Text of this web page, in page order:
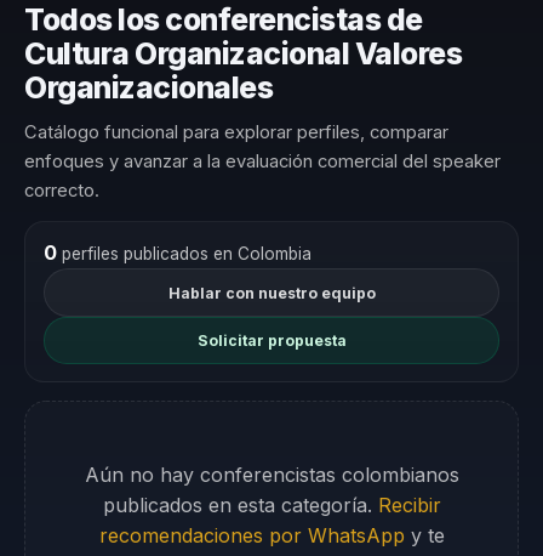
Todos los conferencistas de
Cultura Organizacional Valores
Organizacionales
Catálogo funcional para explorar perfiles, comparar
enfoques y avanzar a la evaluación comercial del speaker
correcto.
0perfiles publicados en Colombia
Hablar con nuestro equipo
Solicitar propuesta
Aún no hay conferencistas colombianos
publicados en esta categoría. Recibir
recomendaciones por WhatsApp y te